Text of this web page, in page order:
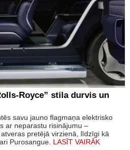
Royce” stila durvis un
savu jauno flagmaņa elektrisko
ar neparastu risinājumu –
pretējā virzienā, līdzīgi kā
Purosangue. LASĪT VAIRĀK